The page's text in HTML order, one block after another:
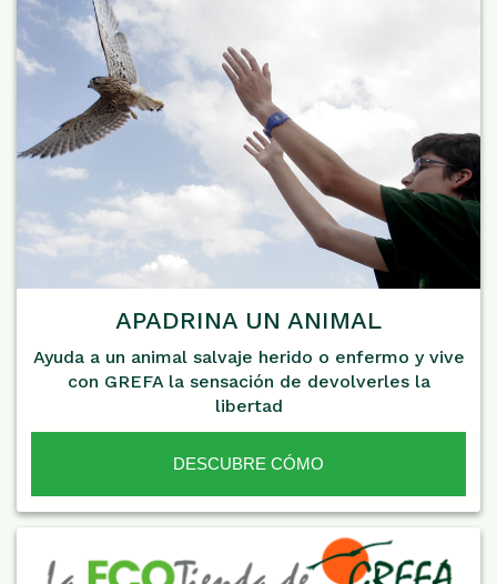
APADRINA UN ANIMAL
Ayuda a un animal salvaje herido o enfermo y vive
con GREFA la sensación de devolverles la
libertad
DESCUBRE CÓMO